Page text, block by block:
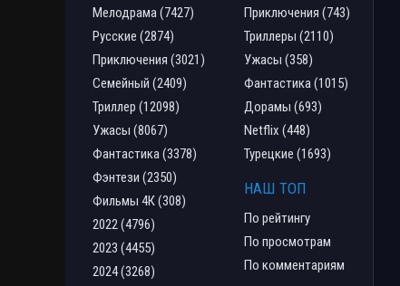
Мелодрама (7427)
Русские (2874)
Приключения (3021)
Семейный (2409)
Триллер (12098)
Ужасы (8067)
Фантастика (3378)
Фэнтези (2350)
Фильмы 4К (308)
2022 (4796)
2023 (4455)
2024 (3268)
Приключения (743)
Триллеры (2110)
Ужасы (358)
Фантастика (1015)
Дорамы (693)
Netflix (448)
Турецкие (1693)
НАШ ТОП
По рейтингу
По просмотрам
По комментариям